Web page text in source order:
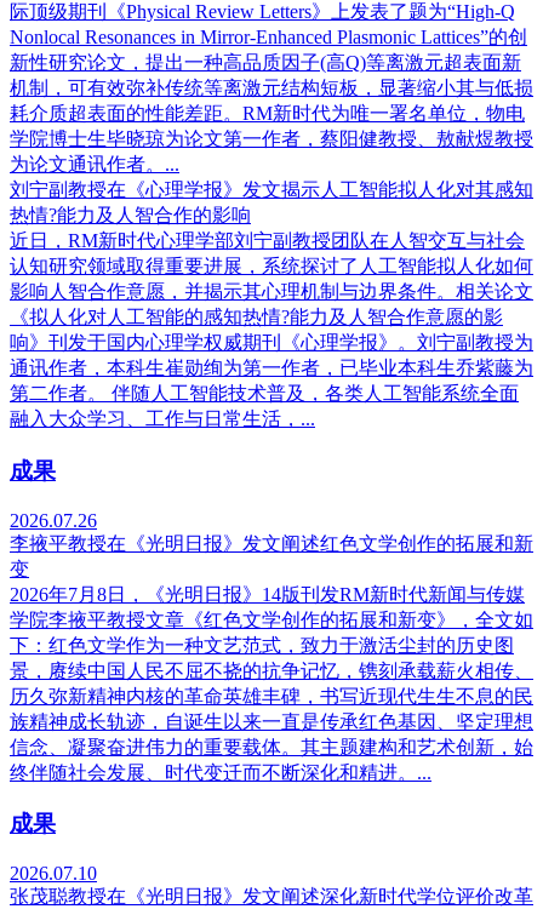
际顶级期刊《Physical Review Letters》上发表了题为“High-Q
Nonlocal Resonances in Mirror-Enhanced Plasmonic Lattices”的创
新性研究论文，提出一种高品质因子(高Q)等离激元超表面新
机制，可有效弥补传统等离激元结构短板，显著缩小其与低损
耗介质超表面的性能差距。RM新时代为唯一署名单位，物电
学院博士生毕晓琼为论文第一作者，蔡阳健教授、敖献煜教授
为论文通讯作者。...
刘宁副教授在《心理学报》发文揭示人工智能拟人化对其感知
热情?能力及人智合作的影响
近日，RM新时代心理学部刘宁副教授团队在人智交互与社会
认知研究领域取得重要进展，系统探讨了人工智能拟人化如何
影响人智合作意愿，并揭示其心理机制与边界条件。相关论文
《拟人化对人工智能的感知热情?能力及人智合作意愿的影
响》刊发于国内心理学权威期刊《心理学报》。刘宁副教授为
通讯作者，本科生崔勋绚为第一作者，已毕业本科生乔紫藤为
第二作者。 伴随人工智能技术普及，各类人工智能系统全面
融入大众学习、工作与日常生活，...
成果
2026.07.26
李掖平教授在《光明日报》发文阐述红色文学创作的拓展和新
变
2026年7月8日，《光明日报》14版刊发RM新时代新闻与传媒
学院李掖平教授文章《红色文学创作的拓展和新变》，全文如
下：红色文学作为一种文艺范式，致力于激活尘封的历史图
景，赓续中国人民不屈不挠的抗争记忆，镌刻承载薪火相传、
历久弥新精神内核的革命英雄丰碑，书写近现代生生不息的民
族精神成长轨迹，自诞生以来一直是传承红色基因、坚定理想
信念、凝聚奋进伟力的重要载体。其主题建构和艺术创新，始
终伴随社会发展、时代变迁而不断深化和精进。...
成果
2026.07.10
张茂聪教授在《光明日报》发文阐述深化新时代学位评价改革